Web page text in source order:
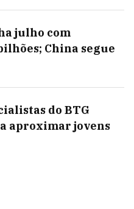
julho com
China segue
do BTG
aproximar jovens